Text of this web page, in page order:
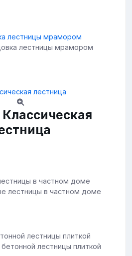
лестницы мрамором
лестницы в частном доме
лестницы плиткой